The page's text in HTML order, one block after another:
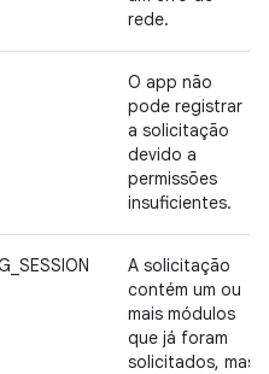
rede.
O app não
pode registrar
a solicitação
devido a
permissões
insuficientes.
A solicitação
contém um ou
mais módulos
que já foram
solicitados, mas